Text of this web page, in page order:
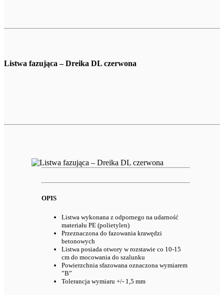
Listwa fazująca – Dreika DL czerwona
OPIS
Listwa wykonana z odpornego na udarność
materiału PE (polietylen)
Przeznaczona do fazowania krawędzi
betonowych
Listwa posiada otwory w rozstawie co 10-15
cm do mocowania do szalunku
Powierzchnia sfazowana oznaczona wymiarem
”B”
Tolerancja wymiaru +/- 1,5 mm